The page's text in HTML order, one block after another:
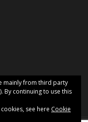
mainly from third party
By continuing to use this
see here Cookie